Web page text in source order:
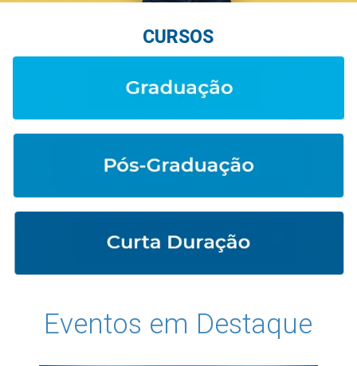
CURSOS
Eventos em Destaque